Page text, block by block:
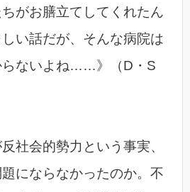
がお膳立てしてくれたん
い話だが、そんな病院は
らないよね……》（D・S
社会的勢力という事実、
にならなかったのか。不